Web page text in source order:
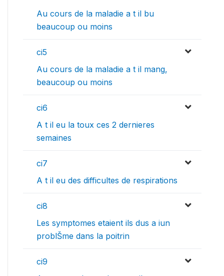
Au cours de la maladie a t il bu
beaucoup ou moins
ci5
Au cours de la maladie a t il mang‚
beaucoup ou moins
ci6
A t il eu la toux ces 2 dernieres
semaines
ci7
A t il eu des difficultes de respirations
ci8
Les symptomes etaient ils dus a iun
problŠme dans la poitrin
ci9